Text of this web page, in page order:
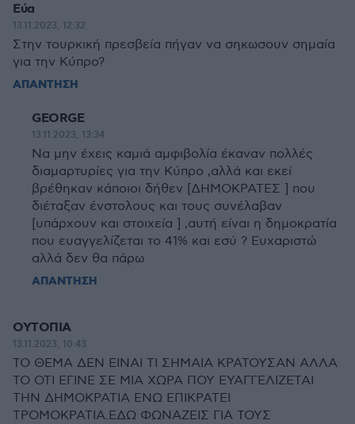
Εύα
13.11.2023, 12:32
Στην τουρκική πρεσβεία πήγαν να σηκωσουν σημαία
για την Κύπρο?
ΑΠΑΝΤΗΣΗ
GEORGE
13.11.2023, 13:34
Να μην έχεις καμιά αμφιβολία έκαναν πολλές
διαμαρτυρίες για την Κύπρο ,αλλά και εκεί
βρέθηκαν κάποιοι δήθεν [ΔΗΜΟΚΡΑΤΕΣ ] που
διέταξαν ένστολους και τους συνέλαβαν
[υπάρχουν και στοιχεία ] ,αυτή είναι η δημοκρατία
που ευαγγελίζεται το 41% και εσύ ? Ευχαριστώ
αλλά δεν θα πάρω
ΑΠΑΝΤΗΣΗ
ΟΥΤΟΠΙΑ
13.11.2023, 10:43
ΤΟ ΘΕΜΑ ΔΕΝ ΕΙΝΑΙ ΤΙ ΣΗΜΑΙΑ ΚΡΑΤΟΥΣΑΝ ΑΛΛΑ
ΤΟ ΟΤΙ ΕΓΙΝΕ ΣΕ ΜΙΑ ΧΩΡΑ ΠΟΥ ΕΥΑΓΓΕΛΙΖΕΤΑΙ
ΤΗΝ ΔΗΜΟΚΡΑΤΙΑ ΕΝΩ ΕΠΙΚΡΑΤΕΙ
ΤΡΟΜΟΚΡΑΤΙΑ.ΕΔΩ ΦΩΝΑΖΕΙΣ ΓΙΑ ΤΟΥΣ